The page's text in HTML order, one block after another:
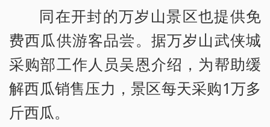
同在开封的万岁山景区也提供免
费西瓜供游客品尝。据万岁山武侠城
采购部工作人员吴恩介绍，为帮助缓
解西瓜销售压力，景区每天采购1万多
斤西瓜。